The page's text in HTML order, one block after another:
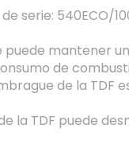
serie: 540ECO/
puede
de
de la TDF
la TDF puede